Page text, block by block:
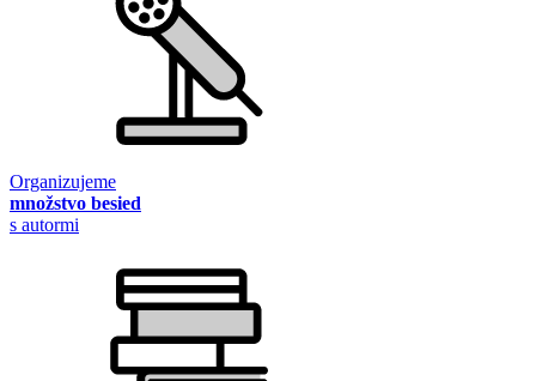
Organizujeme
množstvo besied
s autormi